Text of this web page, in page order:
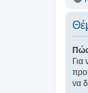
Για
να